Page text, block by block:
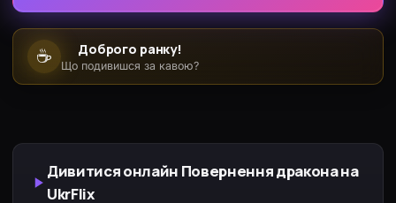
☕ Доброго ранку!
Що подивишся за кавою?
Дивитися онлайн Повернення дракона на
UkrFlix